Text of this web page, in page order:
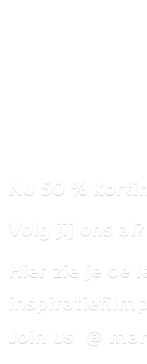
Nu 50 %
Volg jij ons al?
Hier zie je de
Join us @